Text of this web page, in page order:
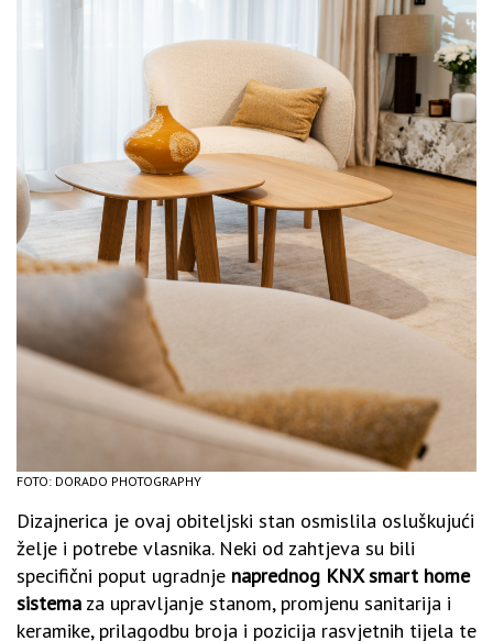
FOTO: DORADO PHOTOGRAPHY
Dizajnerica je ovaj obiteljski stan osmislila osluškujući
želje i potrebe vlasnika. Neki od zahtjeva su bili
specifični poput ugradnje naprednog KNX smart home
sistema za upravljanje stanom, promjenu sanitarija i
keramike, prilagodbu broja i pozicija rasvjetnih tijela te